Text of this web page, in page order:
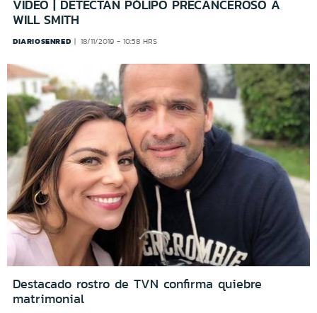
VIDEO | DETECTAN PÓLIPO PRECANCEROSO A
WILL SMITH
DIARIOSENRED 18/11/2019 - 10:58 HRS
Destacado rostro de TVN confirma quiebre
matrimonial